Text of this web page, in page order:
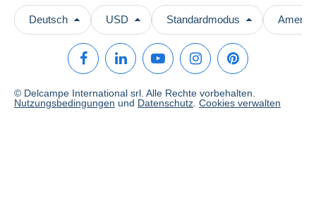
Deutsch USD Standardmodus
© Delcampe International srl. Alle Rechte vorbehalten.
Nutzungsbedingungen und Datenschutz Cookies verwalten